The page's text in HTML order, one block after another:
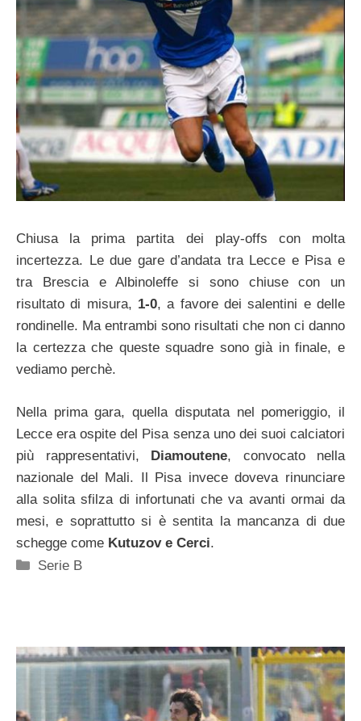
Chiusa la prima partita dei play-offs con molta
incertezza. Le due gare d’andata tra Lecce e Pisa e
tra Brescia e Albinoleffe si sono chiuse con un
risultato di misura, 1-0, a favore dei salentini e delle
rondinelle. Ma entrambi sono risultati che non ci danno
la certezza che queste squadre sono già in finale, e
vediamo perchè.
Nella prima gara, quella disputata nel pomeriggio, il
Lecce era ospite del Pisa senza uno dei suoi calciatori
più rappresentativi, Diamoutene, convocato nella
nazionale del Mali. Il Pisa invece doveva rinunciare
alla solita sfilza di infortunati che va avanti ormai da
mesi, e soprattutto si è sentita la mancanza di due
schegge come Kutuzov e Cerci.
Categorie
Serie B